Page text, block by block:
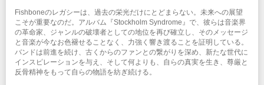
Fishboneのレガシーは、過去の栄光だけにとどまらない。未来への展望
こそが重要なのだ。アルバム『Stockholm Syndrome』で、彼らは音楽界
の革命家、ジャンルの破壊者としての地位を再び確立し、そのメッセージ
と音楽が今なお色褪せることなく、力強く響き渡ることを証明している。
バンドは前進を続け、古くからのファンとの繋がりを深め、新たな世代に
インスピレーションを与え、そして何よりも、自らの真実を生き、尊厳と
反骨精神をもって自らの物語を紡ぎ続ける。